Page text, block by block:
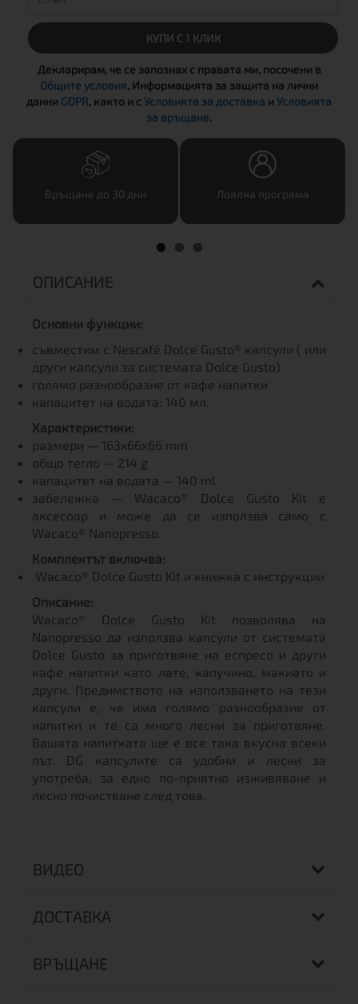
КУПИ С 1 КЛИК
Декларирам, че се запознах с правата ми, посочени в
Общите условия, Информацията за защита на лични
данни GDPR, както и сУсловията за доставка иУсловията
за връщане.
Връщане до 30 дни Лоялна програма
ОПИСАНИЕ
Основни функции:
съвместим с Nescafé Dolce Gusto® капсули ( или
други капсули за системата Dolce Gusto)
голямо разнообразие от кафе напитки
капацитет на водата: 140 мл.
Характеристики:
размери — 163x66x66 mm
общо тегло — 214 g
капацитет на водата — 140 ml
забележка — Wacaco® Dolce Gusto Kit е
аксесоар и може да се използва само с
Wacaco® Nanopresso.
Комплектът включва:
Wacaco® Dolce Gusto Kit и книжка с инструкции
Описание:
Wacaco® Dolce Gusto Kit позволява на
Nanopresso да използва капсули от системата
Dolce Gusto за приготвяне на еспресо и други
кафе напитки като лате, капучино, макиато и
други. Предимството на използването на тези
капсули е, че има голямо разнообразие от
напитки и те са много лесни за приготвяне.
Вашата напитката ще е все така вкусна всеки
път. DG капсулите са удобни и лесни за
употреба, за едно по-приятно изживяване и
лесно почистване след това.
ВИДЕО
ДОСТАВКА
ВРЪЩАНЕ